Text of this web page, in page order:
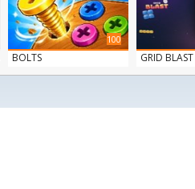
100
BOLTS GRID BLAST